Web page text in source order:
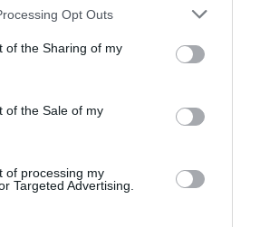
Opt Outs
of the Sharing of my
of the Sale of my
of processing my
Targeted Advertising.
vous seulement les
problème, et pourquoi,